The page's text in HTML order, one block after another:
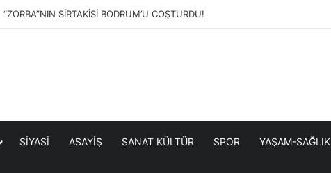
“ZORBA”NIN SİRTAKİSİ BODRUM’U COŞTURDU!
SİYASİ ASAYİŞ SANAT KÜLTÜR SPOR YAŞAM-SAĞLIK